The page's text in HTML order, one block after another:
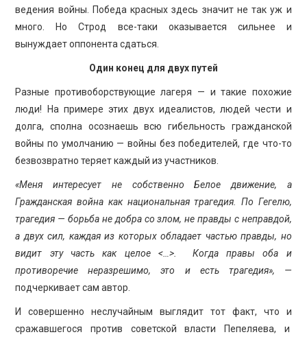
ведения войны. Победа красных здесь значит не так уж и
много. Но Строд все-таки оказывается сильнее и
вынуждает оппонента сдаться.
Один конец для двух путей
Разные противоборствующие лагеря — и такие похожие
люди! На примере этих двух идеалистов, людей чести и
долга, сполна осознаешь всю гибельность гражданской
войны по умолчанию — войны без победителей, где что-то
безвозвратно теряет каждый из участников.
«Меня интересует не собственно Белое движение, а
Гражданская война как национальная трагедия. По Гегелю,
трагедия — борьба не добра со злом, не правды с неправдой,
а двух сил, каждая из которых обладает частью правды, но
видит эту часть как целое <…>. Когда правы оба и
противоречие неразрешимо, это и есть трагедия», —
подчеркивает сам автор.
И совершенно неслучайным выглядит тот факт, что и
сражавшегося против советской власти Пепеляева, и